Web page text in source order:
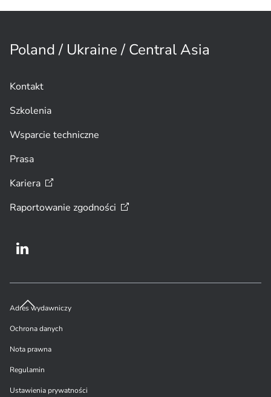
Poland / Ukraine / Central Asia
Kontakt
Szkolenia
Wsparcie techniczne
Prasa
Kariera
Raportowanie zgodności
Adres wydawniczy
Ochrona danych
Nota prawna
Regulamin
Ustawienia prywatności